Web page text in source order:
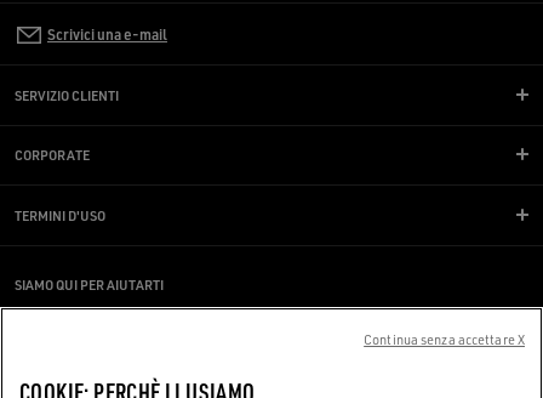
Scrivici una e-mail
SERVIZIO CLIENTI
CORPORATE
TERMINI D'USO
SIAMO QUI PER AIUTARTI
Stai utilizzando uno screen reader e hai difficoltà?
Continua senza accettare X